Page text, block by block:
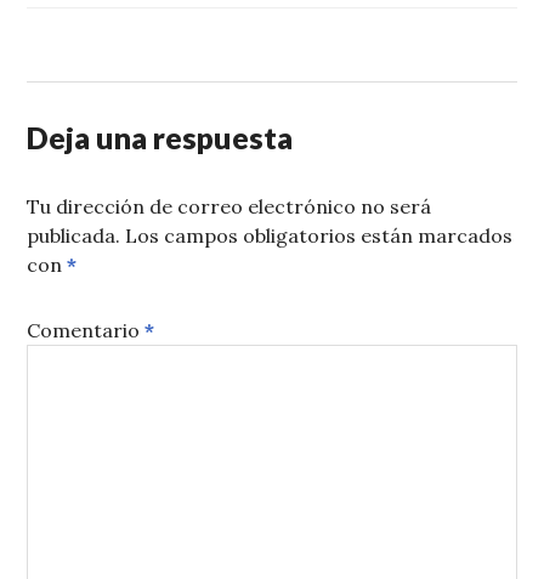
Deja una respuesta
Tu dirección de correo electrónico no será
publicada. Los campos obligatorios están marcados
con*
Comentario*